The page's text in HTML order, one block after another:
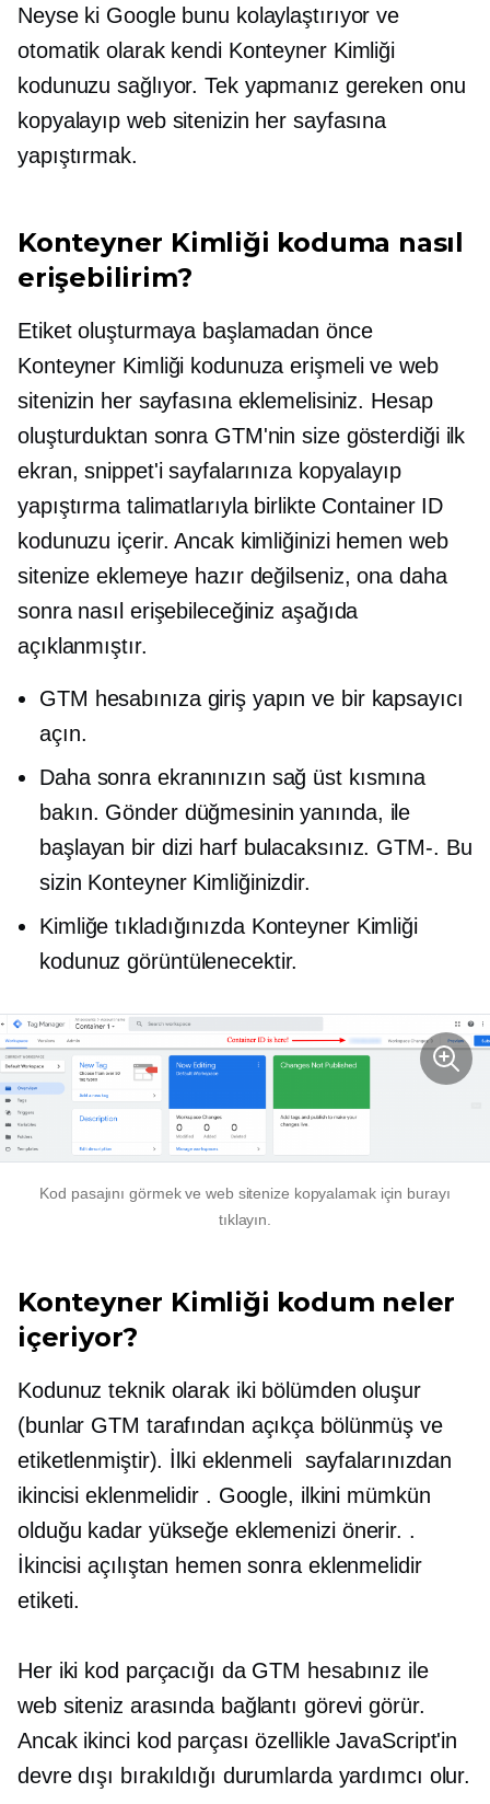
Neyse ki Google bunu kolaylaştırıyor ve
otomatik olarak kendi Konteyner Kimliği
kodunuzu sağlıyor. Tek yapmanız gereken onu
kopyalayıp web sitenizin her sayfasına
yapıştırmak.
Konteyner Kimliği koduma nasıl
erişebilirim?
Etiket oluşturmaya başlamadan önce
Konteyner Kimliği kodunuza erişmeli ve web
sitenizin her sayfasına eklemelisiniz. Hesap
oluşturduktan sonra GTM'nin size gösterdiği ilk
ekran, snippet'i sayfalarınıza kopyalayıp
yapıştırma talimatlarıyla birlikte Container ID
kodunuzu içerir. Ancak kimliğinizi hemen web
sitenize eklemeye hazır değilseniz, ona daha
sonra nasıl erişebileceğiniz aşağıda
açıklanmıştır.
GTM hesabınıza giriş yapın ve bir kapsayıcı
açın.
Daha sonra ekranınızın sağ üst kısmına
bakın. Gönder düğmesinin yanında, ile
başlayan bir dizi harf bulacaksınız. GTM-. Bu
sizin Konteyner Kimliğinizdir.
Kimliğe tıkladığınızda Konteyner Kimliği
kodunuz görüntülenecektir.
Kod pasajını görmek ve web sitenize kopyalamak için burayı
tıklayın.
Konteyner Kimliği kodum neler
içeriyor?
Kodunuz teknik olarak iki bölümden oluşur
(bunlar GTM tarafından açıkça bölünmüş ve
etiketlenmiştir). İlki eklenmeli sayfalarınızdan
ikincisi eklenmelidir . Google, ilkini mümkün
olduğu kadar yükseğe eklemenizi önerir. .
İkincisi açılıştan hemen sonra eklenmelidir
etiketi.
Her iki kod parçacığı da GTM hesabınız ile
web siteniz arasında bağlantı görevi görür.
Ancak ikinci kod parçası özellikle JavaScript'in
devre dışı bırakıldığı durumlarda yardımcı olur.